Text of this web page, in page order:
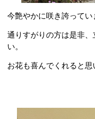
今艶やかに咲き誇ってい
通りすがりの方は是非
い。
お花も喜んでくれると思